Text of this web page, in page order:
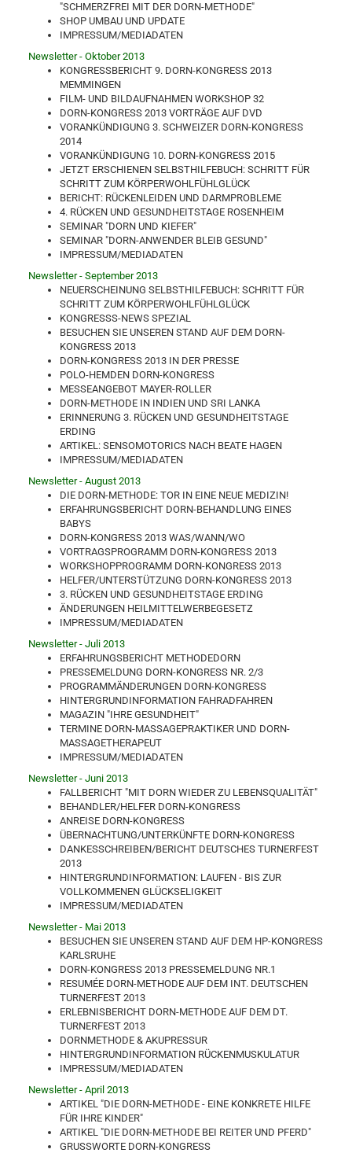
"SCHMERZFREI MIT DER DORN-METHODE"
SHOP UMBAU UND UPDATE
IMPRESSUM/MEDIADATEN
Newsletter - Oktober 2013
KONGRESSBERICHT 9. DORN-KONGRESS 2013
MEMMINGEN
FILM- UND BILDAUFNAHMEN WORKSHOP 32
DORN-KONGRESS 2013 VORTRÄGE AUF DVD
VORANKÜNDIGUNG 3. SCHWEIZER DORN-KONGRESS
2014
VORANKÜNDIGUNG 10. DORN-KONGRESS 2015
JETZT ERSCHIENEN SELBSTHILFEBUCH: SCHRITT FÜR
SCHRITT ZUM KÖRPERWOHLFÜHLGLÜCK
BERICHT: RÜCKENLEIDEN UND DARMPROBLEME
4. RÜCKEN UND GESUNDHEITSTAGE ROSENHEIM
SEMINAR "DORN UND KIEFER"
SEMINAR "DORN-ANWENDER BLEIB GESUND"
IMPRESSUM/MEDIADATEN
Newsletter - September 2013
NEUERSCHEINUNG SELBSTHILFEBUCH: SCHRITT FÜR
SCHRITT ZUM KÖRPERWOHLFÜHLGLÜCK
KONGRESSS-NEWS SPEZIAL
BESUCHEN SIE UNSEREN STAND AUF DEM DORN-
KONGRESS 2013
DORN-KONGRESS 2013 IN DER PRESSE
POLO-HEMDEN DORN-KONGRESS
MESSEANGEBOT MAYER-ROLLER
DORN-METHODE IN INDIEN UND SRI LANKA
ERINNERUNG 3. RÜCKEN UND GESUNDHEITSTAGE
ERDING
ARTIKEL: SENSOMOTORICS NACH BEATE HAGEN
IMPRESSUM/MEDIADATEN
Newsletter - August 2013
DIE DORN-METHODE: TOR IN EINE NEUE MEDIZIN!
ERFAHRUNGSBERICHT DORN-BEHANDLUNG EINES
BABYS
DORN-KONGRESS 2013 WAS/WANN/WO
VORTRAGSPROGRAMM DORN-KONGRESS 2013
WORKSHOPPROGRAMM DORN-KONGRESS 2013
HELFER/UNTERSTÜTZUNG DORN-KONGRESS 2013
3. RÜCKEN UND GESUNDHEITSTAGE ERDING
ÄNDERUNGEN HEILMITTELWERBEGESETZ
IMPRESSUM/MEDIADATEN
Newsletter - Juli 2013
ERFAHRUNGSBERICHT METHODEDORN
PRESSEMELDUNG DORN-KONGRESS NR. 2/3
PROGRAMMÄNDERUNGEN DORN-KONGRESS
HINTERGRUNDINFORMATION FAHRADFAHREN
MAGAZIN "IHRE GESUNDHEIT"
TERMINE DORN-MASSAGEPRAKTIKER UND DORN-
MASSAGETHERAPEUT
IMPRESSUM/MEDIADATEN
Newsletter - Juni 2013
FALLBERICHT "MIT DORN WIEDER ZU LEBENSQUALITÄT"
BEHANDLER/HELFER DORN-KONGRESS
ANREISE DORN-KONGRESS
ÜBERNACHTUNG/UNTERKÜNFTE DORN-KONGRESS
DANKESSCHREIBEN/BERICHT DEUTSCHES TURNERFEST
2013
HINTERGRUNDINFORMATION: LAUFEN - BIS ZUR
VOLLKOMMENEN GLÜCKSELIGKEIT
IMPRESSUM/MEDIADATEN
Newsletter - Mai 2013
BESUCHEN SIE UNSEREN STAND AUF DEM HP-KONGRESS
KARLSRUHE
DORN-KONGRESS 2013 PRESSEMELDUNG NR.1
RESUMÉE DORN-METHODE AUF DEM INT. DEUTSCHEN
TURNERFEST 2013
ERLEBNISBERICHT DORN-METHODE AUF DEM DT.
TURNERFEST 2013
DORNMETHODE & AKUPRESSUR
HINTERGRUNDINFORMATION RÜCKENMUSKULATUR
IMPRESSUM/MEDIADATEN
Newsletter - April 2013
ARTIKEL "DIE DORN-METHODE - EINE KONKRETE HILFE
FÜR IHRE KINDER"
ARTIKEL "DIE DORN-METHODE BEI REITER UND PFERD"
GRUSSWORTE DORN-KONGRESS